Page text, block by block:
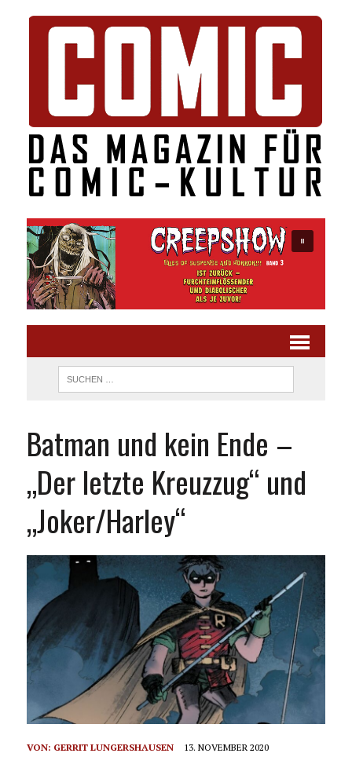
Batman und kein Ende –
„Der letzte Kreuzzug“ und
„Joker/Harley“
VON: GERRIT LUNGERSHAUSEN 13. NOVEMBER 2020